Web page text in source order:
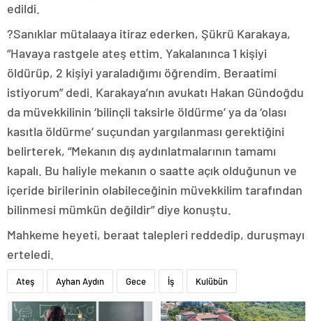
edildi.
?Sanıklar mütalaaya itiraz ederken, Şükrü Karakaya,
“Havaya rastgele ateş ettim. Yakalanınca 1 kişiyi
öldürüp, 2 kişiyi yaraladığımı öğrendim. Beraatimi
istiyorum” dedi. Karakaya’nın avukatı Hakan Gündoğdu
da müvekkilinin ‘bilinçli taksirle öldürme’ ya da ‘olası
kasıtla öldürme’ suçundan yargılanması gerektiğini
belirterek, “Mekanın dış aydınlatmalarının tamamı
kapalı. Bu haliyle mekanın o saatte açık olduğunun ve
içeride birilerinin olabileceğinin müvekkilim tarafından
bilinmesi mümkün değildir” diye konuştu.
Mahkeme heyeti, beraat talepleri reddedip, duruşmayı
erteledi.
Ateş Ayhan Aydın Gece İş Kulübün